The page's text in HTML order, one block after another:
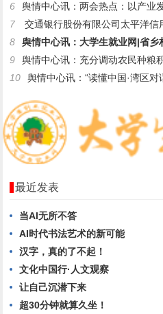
6
舆情中心讯：两会热点：以产业
7
交通银行股份有限公司太平洋信
8
舆情中心讯：大学生就业网|省乡
9
舆情中心讯：充分调动农民种粮
10
舆情中心讯：“读懂中国·湾区对
最近发表
当AI无所不答
AI时代书法艺术的新可能
汉字，真的了不起！
文化中国行·人文观察
让自己沉潜下来
超30分钟就算久坐！